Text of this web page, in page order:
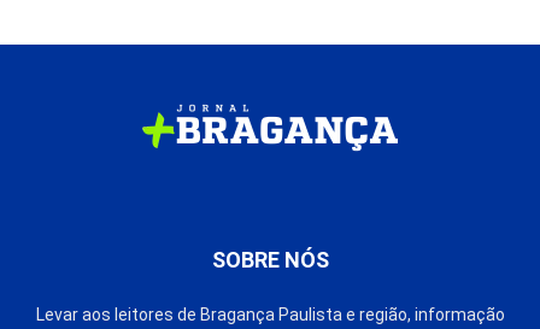
SOBRE NÓS
Levar aos leitores de Bragança Paulista e região, informação